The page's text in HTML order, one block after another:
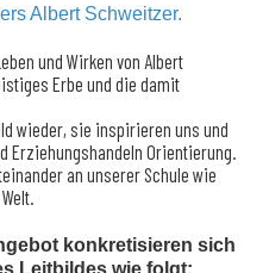
Albert Schweitzer.
und Wirken von Albert
Erbe und die damit
wieder, sie inspirieren uns und
Erziehungshandeln Orientierung.
an unserer Schule wie
konkretisieren sich
Leitbildes wie folgt: